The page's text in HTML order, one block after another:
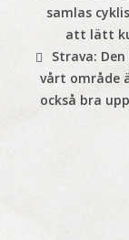
samlas
att lätt
Strava:
vårt område
också bra